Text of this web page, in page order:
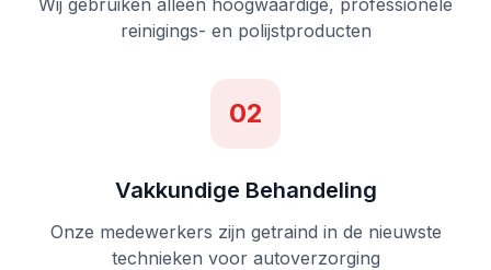
Wij gebruiken alleen hoogwaardige, professionele
reinigings- en polijstproducten
02
Vakkundige Behandeling
Onze medewerkers zijn getraind in de nieuwste
technieken voor autoverzorging